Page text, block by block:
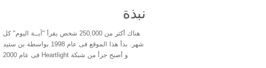
نبذة
هناك أكثر من 250,000 شخص يقرأ "آيــة اليوم" كل
شهر. بدأ هذا الموقع فى عام 1998 بواسطة بن ستيد
و أصبح جزأ من شبكة Heartlight فى عام 2000